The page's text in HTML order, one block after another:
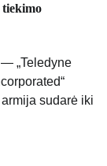
„Teledyne
sudarė iki